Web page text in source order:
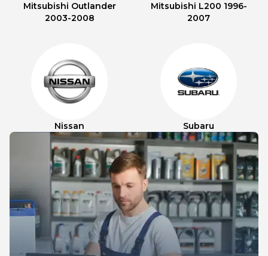
Mitsubishi Outlander
2003-2008
Mitsubishi L200 1996-
2007
Nissan Subaru